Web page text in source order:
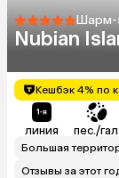
Шарм-
Nubian
Кешбэк 4% по
линия пес./гал.
Большая
Отзывы за этот